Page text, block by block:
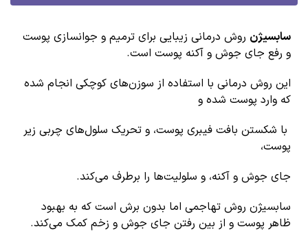
سابسیژن روش درمانی زیبایی برای ترمیم و جوانسازی پوست
و رفع جای جوش و آکنه پوست است.
این روش درمانی با استفاده از سوزن‌های کوچکی انجام شده
که وارد پوست شده و
با شکستن بافت فیبری پوست، و تحریک سلول‌های چربی زیر
پوست،
جای جوش و آکنه، و سلولیت‌ها را برطرف می‌کند.
سابسیژن روش تهاجمی اما بدون برش است که به بهبود
ظاهر پوست و از بین رفتن جای جوش و زخم کمک می‌کند.